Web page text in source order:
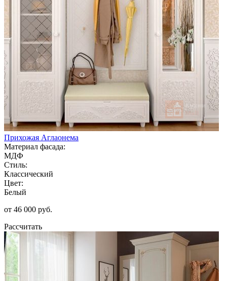
Прихожая Аглаонема
Материал фасада:
МДФ
Стиль:
Классический
Цвет:
Белый
от 46 000 руб.
Рассчитать